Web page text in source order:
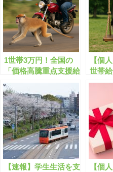
1世帯3万円！全国の
「価格高騰重点支援給
付金」まとめ
【個
世帯
付が
も1
【速報】学生生活を支
【個